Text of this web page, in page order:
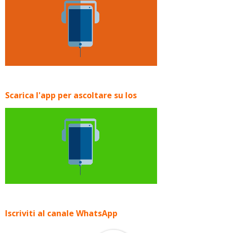
Scarica l'app per ascoltare su Ios
Iscriviti al canale WhatsApp